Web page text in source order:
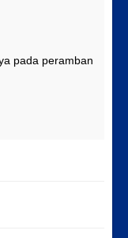
pada peramban